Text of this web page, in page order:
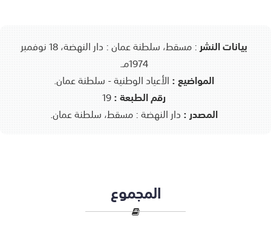
بيانات النشر:
مسقط، سلطنة عمان : دار النهضة، 18 نوفمبر
1974مـ.
المواضيع : الأعياد الوطنية - سلطنة عمان.
رقم الطبعة :19
المصدر : دار النهضة : مسقط، سلطنة عمان.
المجموع